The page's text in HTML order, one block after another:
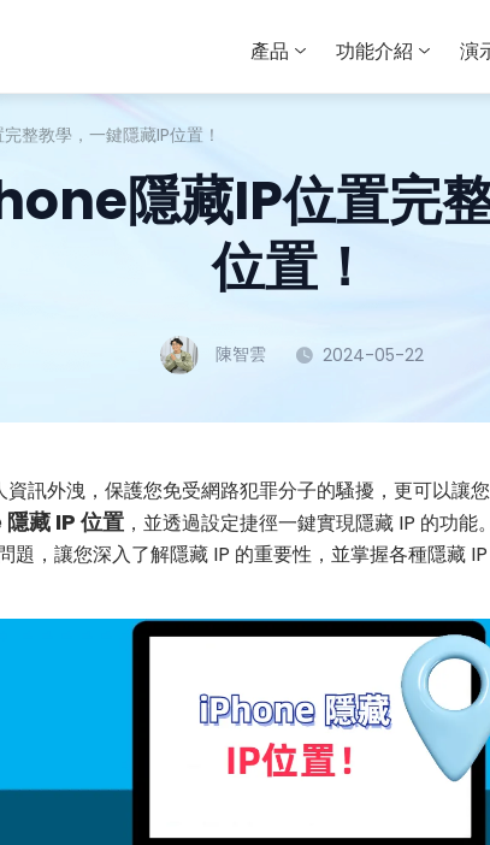
產品 功能介紹 演
整教學，一鍵隱藏IP位置！
隱藏IP位置完
位置！
陳智雲 2024-05-22
訊外洩，保護您免受網路犯罪分子的騷擾，更可以讓
藏 IP 位置 ，並透過設定捷徑一鍵實現隱藏 IP 的功
題，讓您深入了解隱藏 IP 的重要性，並掌握各種隱藏